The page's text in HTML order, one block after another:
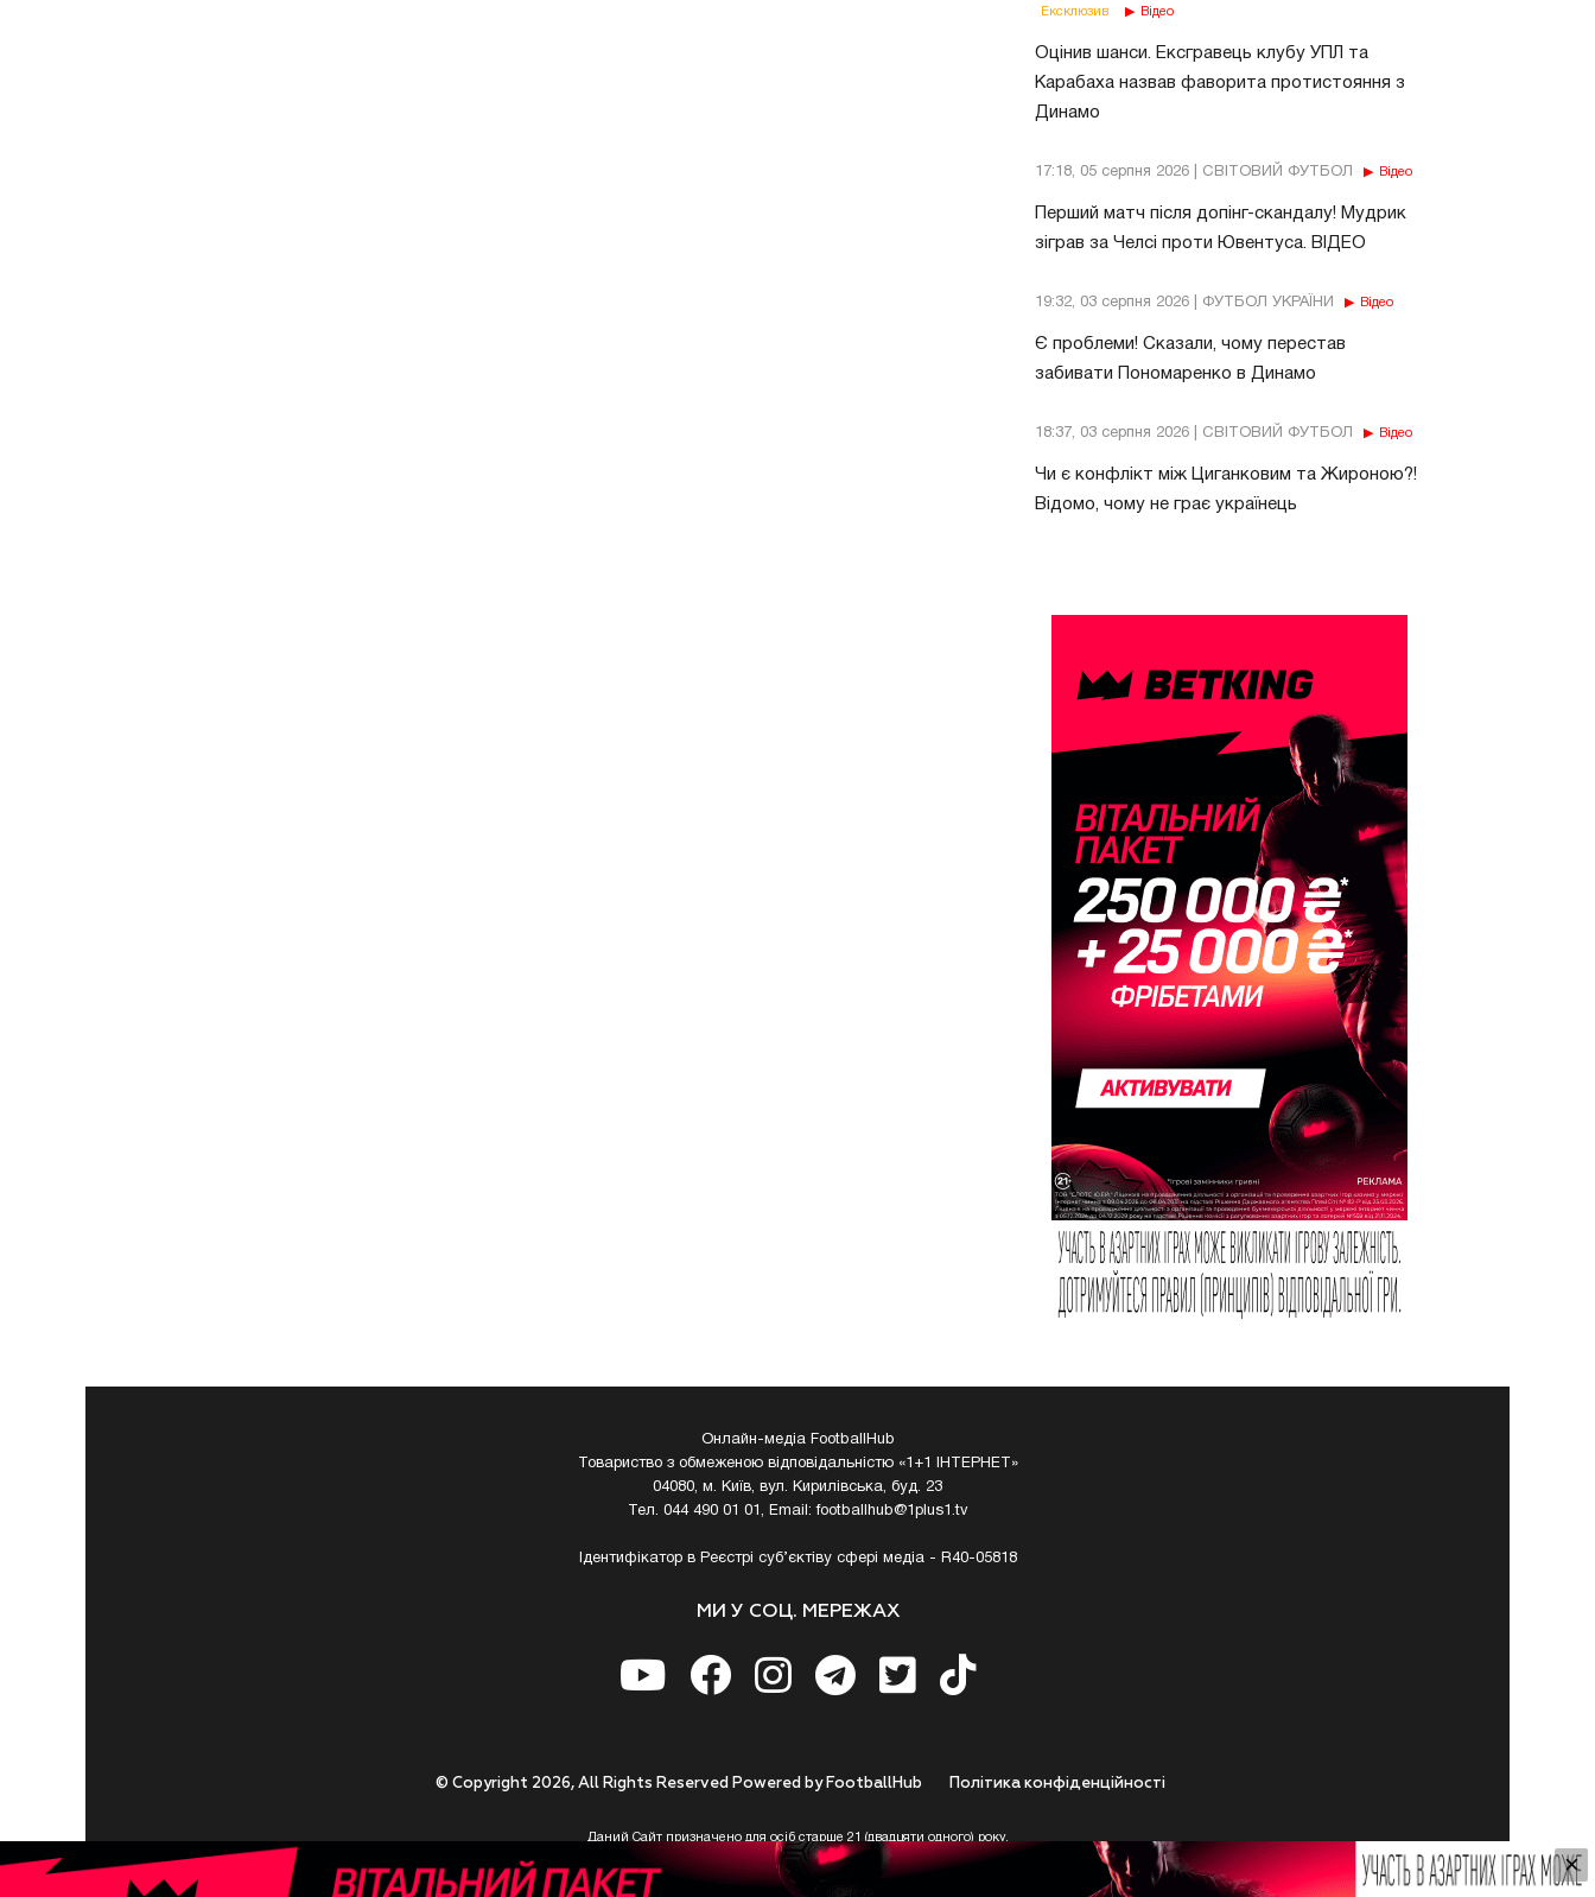
Ексклюзив Відео
Оцінив шанси. Ексгравець клубу УПЛ та
Карабаха назвав фаворита протистояння з
Динамо
17:18, 05 серпня 2026 | СВІТОВИЙ ФУТБОЛ Відео
Перший матч після допінг-скандалу! Мудрик
зіграв за Челсі проти Ювентуса. ВІДЕО
19:32, 03 серпня 2026 | ФУТБОЛ УКРАЇНИ Відео
Є проблеми! Сказали, чому перестав
забивати Пономаренко в Динамо
18:37, 03 серпня 2026 | СВІТОВИЙ ФУТБОЛ Відео
Чи є конфлікт між Циганковим та Жироною?!
Відомо, чому не грає українець
Онлайн-медіа FootballHub
Товариство з обмеженою відповідальністю «1+1 ІНТЕРНЕТ»
04080, м. Київ, вул. Кирилівська, буд. 23
Тел. 044 490 01 01, Email:footballhub@1plus1.tv
Ідентифікатор в Реєстрі суб’єктіву сфері медіа - R40-05818
МИ У СОЦ. МЕРЕЖАХ
Полiтика конфiденцiйностi
© Copyright 2026, All Rights Reserved Powered by FootballHub
Даний Сайт призначено для осіб старше 21 (двадцяти одного) року.
Приступаючи до використання https://footballhub.ua, Користувач цим підтверджує, що досяг 21-річного віку.
У разі , якщо Ви (Користувач) не досягли 21-річного віку - не розпочинайте або припиніть користування Сайтом.
×